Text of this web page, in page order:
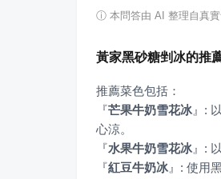
ⓘ 本問答由 AI 整理自真實
黃家黑砂糖剉冰的推
『芒果牛奶雪花冰 』 :
『水果牛奶雪花冰 』
『紅豆牛奶冰 』